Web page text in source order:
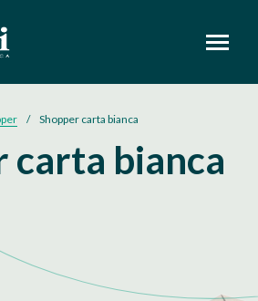
Shopper carta bianca
carta bianca